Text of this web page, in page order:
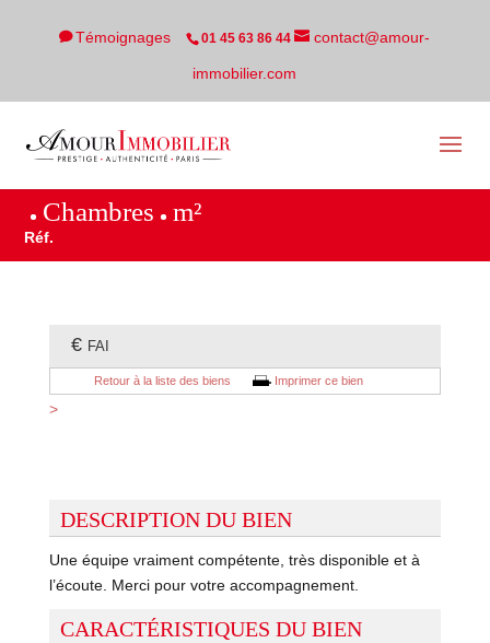
Témoignages 01 45 63 86 44 contact@amour-
immobilier.com
Chambres m²
Réf.
€ FAI
Retour à la liste des biens Imprimer ce bien
>
DESCRIPTION DU BIEN
Une équipe vraiment compétente, très disponible et à
l’écoute. Merci pour votre accompagnement.
CARACTÉRISTIQUES DU BIEN